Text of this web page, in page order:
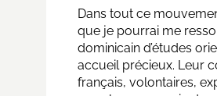
Dans tout ce
que je pourrai me
dominicain d’études
accueil précieux. Leur
français, volontaires,